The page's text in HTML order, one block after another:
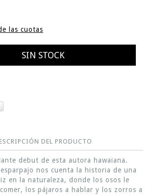
las cuotas
DEL PRODUCTO
debut de esta autora hawaiana.
nos cuenta la historia de una
en la naturaleza, donde los osos le
los pájaros a hablar y los zorros a